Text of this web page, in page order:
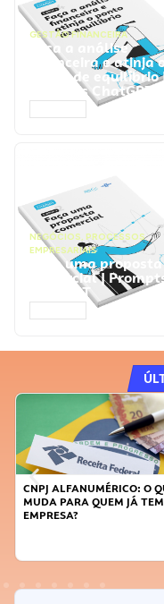
GESTÃO FINANCEIRA
Faça a análise
financeira e atinja o
ponto de equilíbrio
Prompts ChatGPT
NEGÓCIOS, PROCESSOS
EMPRESARIAIS
Faça uma proposta
comercial |
ChatGPT
CNPJ ALFANUMÉRICO: O
MUDA PARA QUEM JÁ TEM
EMPRESA?